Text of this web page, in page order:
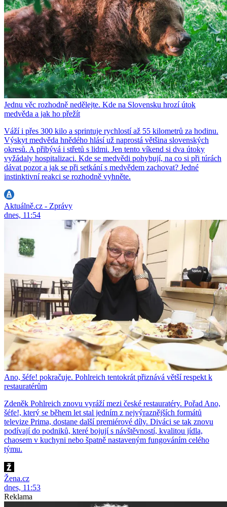
Jednu věc rozhodně nedělejte. Kde na Slovensku hrozí útok
medvěda a jak ho přežít
Váží i přes 300 kilo a sprintuje rychlostí až 55 kilometrů za hodinu.
Výskyt medvěda hnědého hlásí už naprostá většina slovenských
okresů. A přibývá i střetů s lidmi. Jen tento víkend si dva útoky
vyžádaly hospitalizaci. Kde se medvědi pohybují, na co si při túrách
dávat pozor a jak se při setkání s medvědem zachovat? Jedné
instinktivní reakci se rozhodně vyhněte.
Aktuálně.cz - Zprávy
dnes, 11:54
Ano, šéfe! pokračuje. Pohlreich tentokrát přiznává větší respekt k
restauratérům
Zdeněk Pohlreich znovu vyráží mezi české restauratéry. Pořad Ano,
šéfe!, který se během let stal jedním z nejvýraznějších formátů
televize Prima, dostane další premiérové díly. Diváci se tak znovu
podívají do podniků, které bojují s návštěvností, kvalitou jídla,
chaosem v kuchyni nebo špatně nastaveným fungováním celého
týmu.
Žena.cz
dnes, 11:53
Reklama